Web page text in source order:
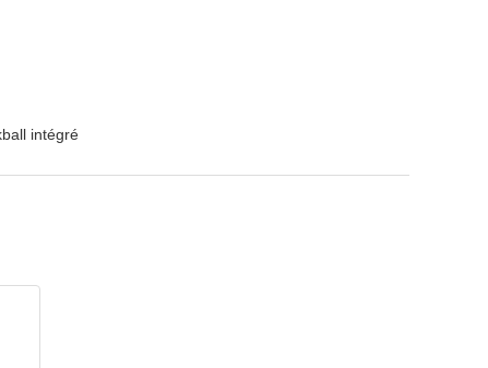
intégré